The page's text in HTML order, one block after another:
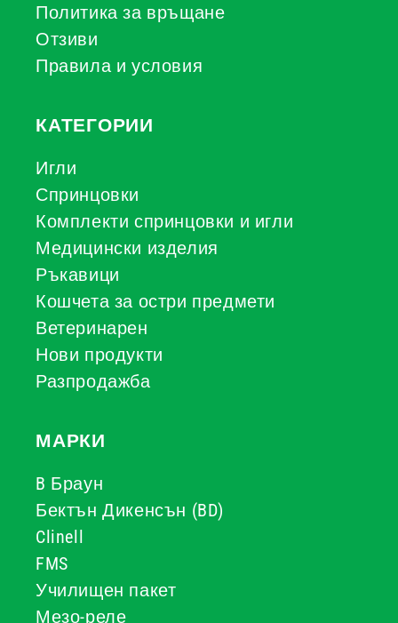
Политика за връщане
Отзиви
Правила и условия
КАТЕГОРИИ
Игли
Спринцовки
Комплекти спринцовки и игли
Медицински изделия
Ръкавици
Кошчета за остри предмети
Ветеринарен
Нови продукти
Разпродажба
МАРКИ
B Браун
Бектън Дикенсън (BD)
Clinell
FMS
Училищен пакет
Мезо-реле